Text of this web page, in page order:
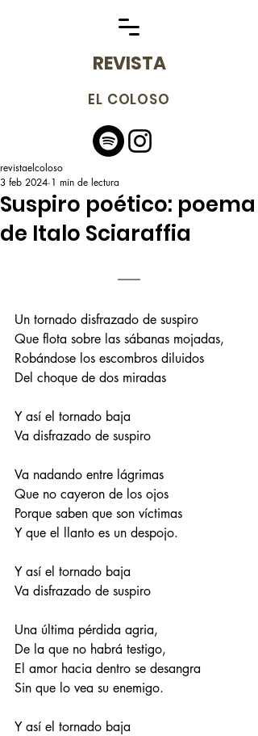
REVISTA
EL COLOSO
Suspiro poético: poema
de Italo Sciaraffia
revistaelcoloso
3 feb 2024 1 min de lectura
Un tornado disfrazado de suspiro
Que flota sobre las sábanas mojadas,
Robándose los escombros diluidos
Del choque de dos miradas
Y así el tornado baja
Va disfrazado de suspiro
Va nadando entre lágrimas
Que no cayeron de los ojos
Porque saben que son víctimas
Y que el llanto es un despojo.
Y así el tornado baja
Va disfrazado de suspiro
Una última pérdida agria,
De la que no habrá testigo,
El amor hacia dentro se desangra
Sin que lo vea su enemigo.
Y así el tornado baja